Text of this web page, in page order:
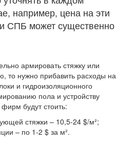
например, цена на эти
СПБ может существенно
армировать стяжку или
то нужно прибавить расходы на
и гидроизоляционного
пола и устройству
будут стоить:
стяжки – 10,5-24 $/м²;
– по 1-2 $ за м².